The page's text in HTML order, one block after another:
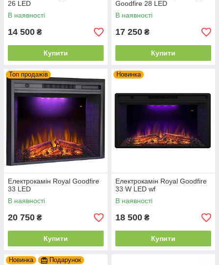
26 LED
В наявності
14 500 ₴
Купити
Goodfire 28 LED
декоративний електрокамін
(зі звуком)
В наявності
17 250 ₴
Купити
Топ продажів
Електрокамін Royal Goodfire
33 LED
В наявності
20 750 ₴
Купити
Новинка
Електрокамін Royal Goodfire
33 W LED wf
В наявності
18 500 ₴
Купити
Новинка Подарунок